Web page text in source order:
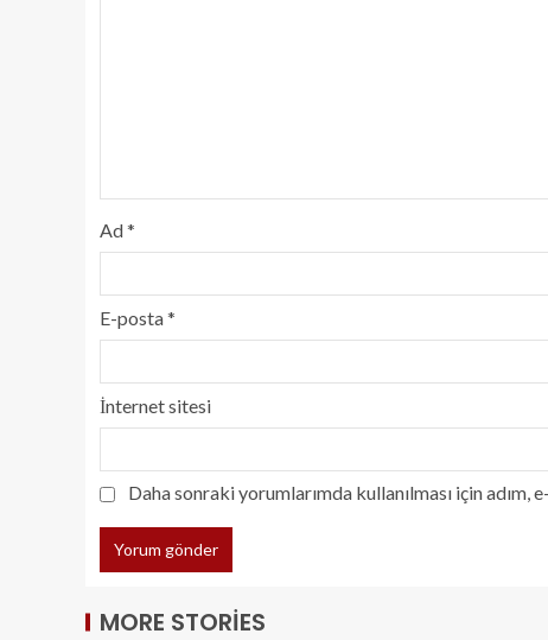
Ad*
E-posta*
İnternet sitesi
Daha sonraki yorumlarımda kullanılması için
MORE STORIES